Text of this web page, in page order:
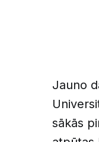
Jauno
sākās